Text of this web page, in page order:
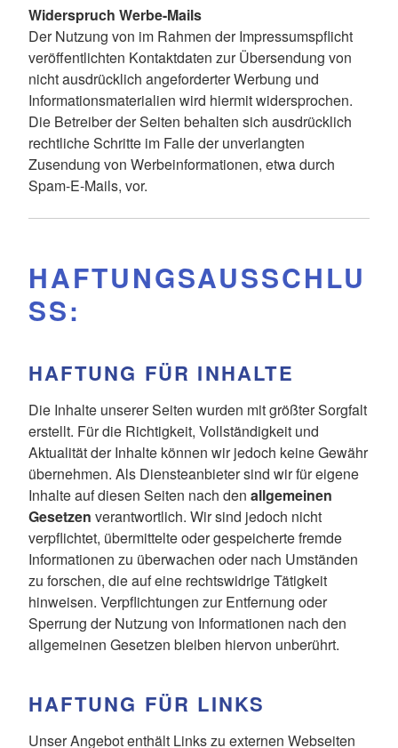
Widerspruch Werbe-Mails
Der Nutzung von im Rahmen der Impressumspflicht
veröffentlichten Kontaktdaten zur Übersendung von
nicht ausdrücklich angeforderter Werbung und
Informationsmaterialien wird hiermit widersprochen.
Die Betreiber der Seiten behalten sich ausdrücklich
rechtliche Schritte im Falle der unverlangten
Zusendung von Werbeinformationen, etwa durch
Spam-E-Mails, vor.
HAFTUNGSAUSSCHLU
SS:
HAFTUNG FÜR INHALTE
Die Inhalte unserer Seiten wurden mit größter Sorgfalt
erstellt. Für die Richtigkeit, Vollständigkeit und
Aktualität der Inhalte können wir jedoch keine Gewähr
übernehmen. Als Diensteanbieter sind wir für eigene
Inhalte auf diesen Seiten nach den allgemeinen
Gesetzen verantwortlich. Wir sind jedoch nicht
verpflichtet, übermittelte oder gespeicherte fremde
Informationen zu überwachen oder nach Umständen
zu forschen, die auf eine rechtswidrige Tätigkeit
hinweisen. Verpflichtungen zur Entfernung oder
Sperrung der Nutzung von Informationen nach den
allgemeinen Gesetzen bleiben hiervon unberührt.
HAFTUNG FÜR LINKS
Unser Angebot enthält Links zu externen Webseiten